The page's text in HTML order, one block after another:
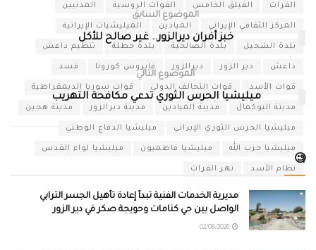
الفرات الفيلق الخامس القوات الروسية المدنيين
المركز الثقافي الإيراني الميادين الميليشيات الإيرانية
بلدة الشحيل بلدة الصالحية بلدة حطلة تنظيم داعش
داعش دير الزور ديرالزور فايروس كورونا قسد
قوات الأسد قوات التحالف الدولي قوات سوريا الديمقراطية
مدينة البوكمال مدينة الميادين مدينة ديرالزور مدينة هجين
ميليشيا الحرس الثوري الإيراني ميليشيا الدفاع الوطني
ميليشيا حزب الله ميليشيا فاطميون ميليشيا لواء القدس
نظام الأسد نهر الفرات
الموضوع السابق
خبز أفران ديرالزور.. غير صالح للأكل
الموضوع التالي
ميليشيا الحرس الثوري تدعي مكافحة التهريب
🧐
مديرية الخدمات الفنية تبدأ إعادة تأهيل الجسر الترابي
الواصل بين حي كنامات وحويجة صكر في دير الزور